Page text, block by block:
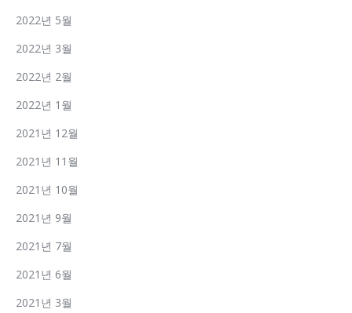
2022년 5월
2022년 3월
2022년 2월
2022년 1월
2021년 12월
2021년 11월
2021년 10월
2021년 9월
2021년 7월
2021년 6월
2021년 3월